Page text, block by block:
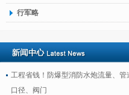
行军略
工程省钱！防爆型消防水炮流量、管
口径、阀门